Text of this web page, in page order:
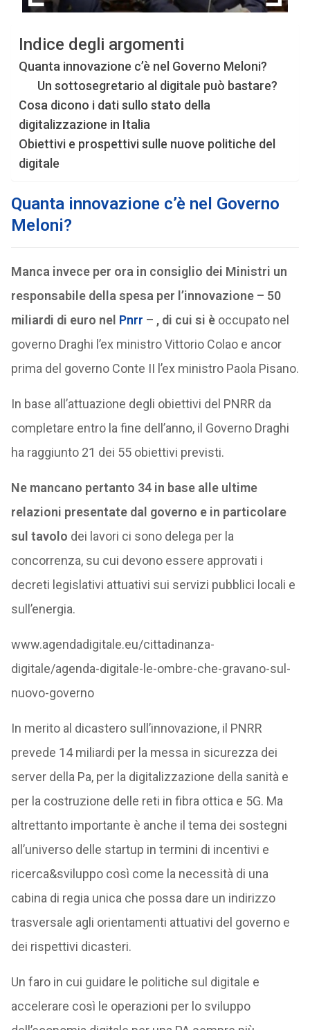
Indice degli argomenti
Quanta innovazione c’è nel Governo Meloni?
Un sottosegretario al digitale può bastare?
Cosa dicono i dati sullo stato della
digitalizzazione in Italia
Obiettivi e prospettivi sulle nuove politiche del
digitale
Quanta innovazione c’è nel Governo
Meloni?
Manca invece per ora in consiglio dei Ministri un
responsabile della spesa per l’innovazione – 50
miliardi di euro nel Pnrr – , di cui si èoccupato nel
governo Draghi l’ex ministro Vittorio Colao e ancor
prima del governo Conte II l’ex ministro Paola Pisano.
In base all’attuazione degli obiettivi del PNRR da
completare entro la fine dell’anno, il Governo Draghi
ha raggiunto 21 dei 55 obiettivi previsti.
Ne mancano pertanto 34 in base alle ultime
relazioni presentate dal governo e in particolare
sul tavolo dei lavori ci sono delega per la
concorrenza, su cui devono essere approvati i
decreti legislativi attuativi sui servizi pubblici locali e
sull’energia.
www.agendadigitale.eu/cittadinanza-
digitale/agenda-digitale-le-ombre-che-gravano-sul-
nuovo-governo
In merito al dicastero sull’innovazione, il PNRR
prevede 14 miliardi per la messa in sicurezza dei
server della Pa, per la digitalizzazione della sanità e
per la costruzione delle reti in fibra ottica e 5G. Ma
altrettanto importante è anche il tema dei sostegni
all’universo delle startup in termini di incentivi e
ricerca&sviluppo così come la necessità di una
cabina di regia unica che possa dare un indirizzo
trasversale agli orientamenti attuativi del governo e
dei rispettivi dicasteri.
Un faro in cui guidare le politiche sul digitale e
accelerare così le operazioni per lo sviluppo